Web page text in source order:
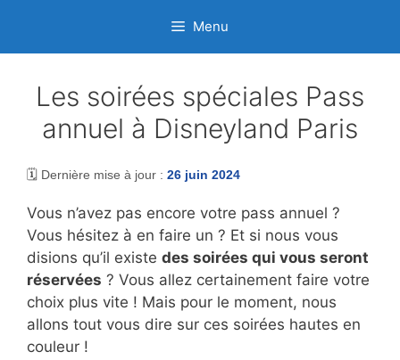
contenu
Menu
Les soirées spéciales Pass
annuel à Disneyland Paris
🗓️ Dernière mise à jour : 26 juin 2024
Vous n’avez pas encore votre pass annuel ?
Vous hésitez à en faire un ? Et si nous vous
disions qu’il existe des soirées qui vous seront
réservées ? Vous allez certainement faire votre
choix plus vite ! Mais pour le moment, nous
allons tout vous dire sur ces soirées hautes en
couleur !